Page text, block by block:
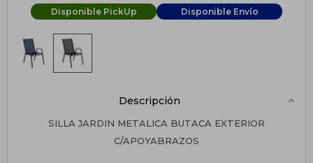
Disponible PickUp Disponible Envío
Descripción
SILLA JARDIN METALICA BUTACA EXTERIOR
C/APOYABRAZOS